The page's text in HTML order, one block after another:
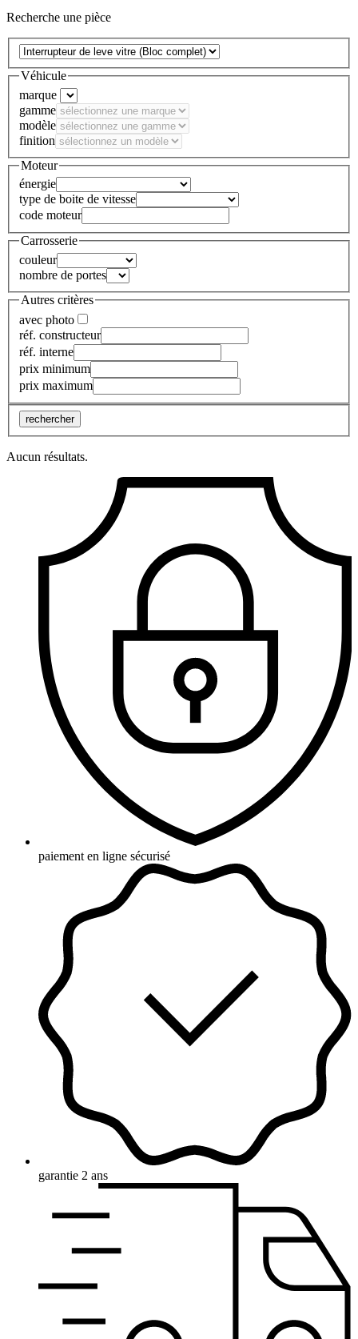
Recherche une pièce
Véhicule
marque
gamme
modèle
finition
Moteur
énergie
type de boite de vitesse
code moteur
Carrosserie
couleur
nombre de portes
Autres critères
avec photo
réf. constructeur
réf. interne
prix minimum
prix maximum
rechercher
Aucun résultats.
paiement en ligne sécurisé
garantie 2 ans